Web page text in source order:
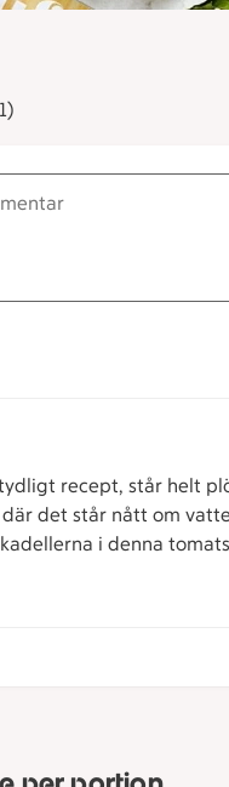
recept, står helt
det står nått om
i denna